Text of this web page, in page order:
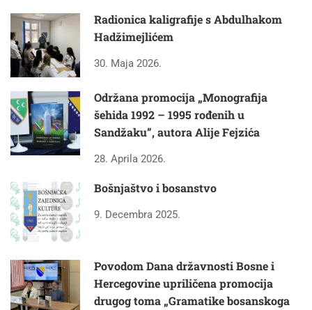
Radionica kaligrafije s Abdulhakom
Hadžimejlićem
30. Maja 2026.
Održana promocija „Monografija
šehida 1992 – 1995 rođenih u
Sandžaku”, autora Alije Fejzića
28. Aprila 2026.
Bošnjaštvo i bosanstvo
9. Decembra 2025.
Povodom Dana državnosti Bosne i
Hercegovine upriličena promocija
drugog toma „Gramatike bosanskoga